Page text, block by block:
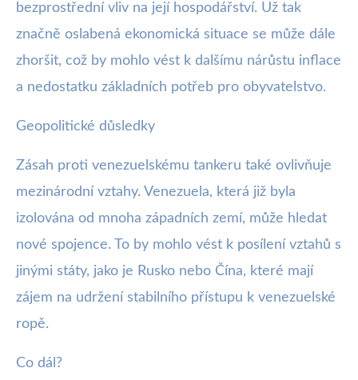
bezprostřední vliv na její hospodářství. Už tak
značně oslabená ekonomická situace se může dále
zhoršit, což by mohlo vést k dalšímu nárůstu inflace
a nedostatku základních potřeb pro obyvatelstvo.
Geopolitické důsledky
Zásah proti venezuelskému tankeru také ovlivňuje
mezinárodní vztahy. Venezuela, která již byla
izolována od mnoha západních zemí, může hledat
nové spojence. To by mohlo vést k posílení vztahů s
jinými státy, jako je Rusko nebo Čína, které mají
zájem na udržení stabilního přístupu k venezuelské
ropě.
Co dál?